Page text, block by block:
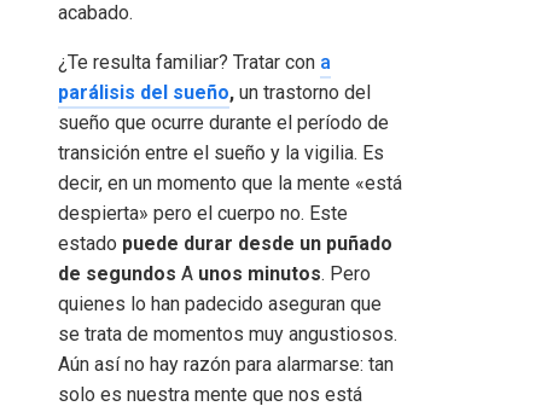
acabado.
¿Te resulta familiar? Tratar con a
parálisis del sueño, un trastorno del
sueño que ocurre durante el período de
transición entre el sueño y la vigilia. Es
decir, en un momento que la mente «está
despierta» pero el cuerpo no. Este
estado puede durar desde un puñado
de segundos A unos minutos. Pero
quienes lo han padecido aseguran que
se trata de momentos muy angustiosos.
Aún así no hay razón para alarmarse: tan
solo es nuestra mente que nos está